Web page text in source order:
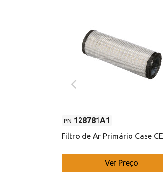
PN 128781A1
Filtro de Ar Primário Case CE
Ver Preço